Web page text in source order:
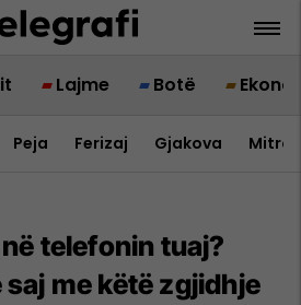
Lajme Botë
Peja Ferizaj Gjakova
telefonin tuaj?
saj me këtë zgjidhje